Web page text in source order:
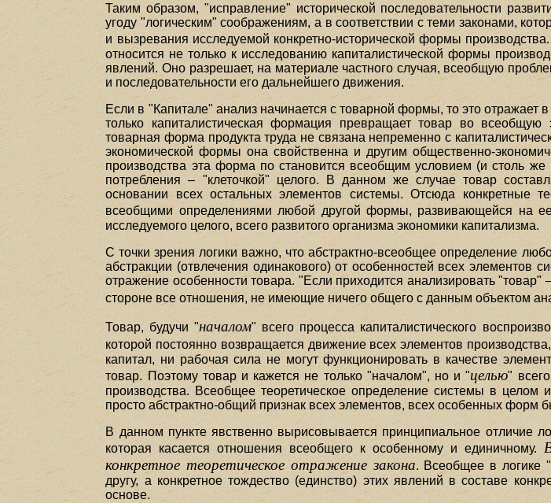
Таким образом, "исправление" исторической последовательности
угоду "логическим" соображениям, а в соответствии с теми законами,
и вызревания исследуемой конкретно-исторической формы
относится не только к исследованию капиталистической формы
явлений. Оно разрешает, на материале частного случая, всеобщую
и последовательности его дальнейшего движения.
Если в "Капитале" анализ начинается с товарной формы, то это отражает
только капиталистическая формация превращает товар во
товарная форма продукта труда не связана непременно с
экономической формы она свойственна и другим общественно-
производства эта форма по становится всеобщим условием (и столь
потребления – "клеточкой" целого. В данном же случае товар
основании всех остальных элементов системы. Отсюда конкретные
всеобщими определениями любой другой формы, развивающейся на
исследуемого целого, всего развитого организма экономики капитализма.
С точки зрения логики важно, что абстрактно-всеобщее определение
абстракции (отвлечения одинакового) от особенностей всех
отражение особенности товара. "Если приходится анализировать "товар"
стороне все отношения, не имеющие ничего общего с данным объектом
Товар, будучи "началом" всего процесса капиталистического
которой постоянно возвращается движение всех элементов
капитал, ни рабочая сила не могут функционировать в качестве
товар. Поэтому товар и кажется не только "началом", но и "целью"
производства. Всеобщее теоретическое определение системы в
просто абстрактно-общий признак всех элементов, всех особенных форм
В данном пункте явственно вырисовывается принципиальное отличие
которая касается отношения всеобщего к особенному и единичному.
конкретное теоретическое отражение закона. Всеобщее в логике
другу, а конкретное тождество (единство) этих явлений в составе
основе.